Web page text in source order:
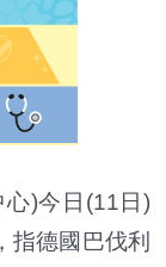
)今日(11日)
指德國巴伐利